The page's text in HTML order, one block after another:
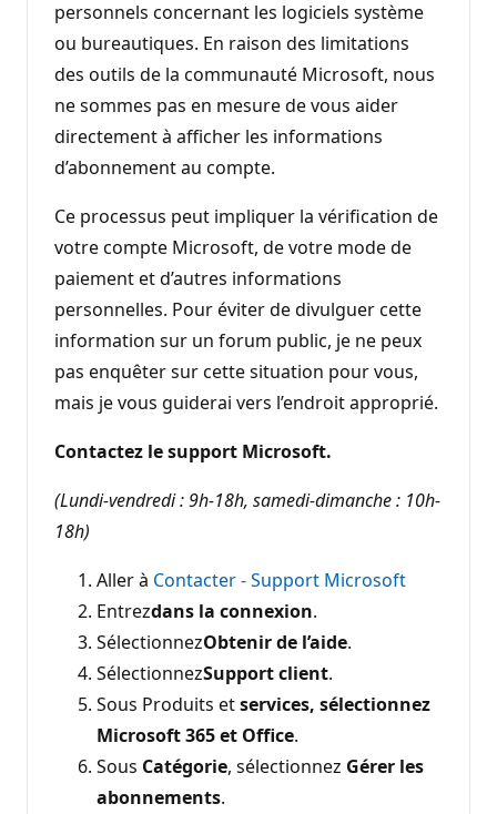
personnels concernant les logiciels système
ou bureautiques. En raison des limitations
des outils de la communauté Microsoft, nous
ne sommes pas en mesure de vous aider
directement à afficher les informations
d’abonnement au compte.
Ce processus peut impliquer la vérification de
votre compte Microsoft, de votre mode de
paiement et d’autres informations
personnelles. Pour éviter de divulguer cette
information sur un forum public, je ne peux
pas enquêter sur cette situation pour vous,
mais je vous guiderai vers l’endroit approprié.
Contactez le support Microsoft.
(Lundi-vendredi : 9h-18h, samedi-dimanche : 10h-
18h)
Aller à Contacter - Support Microsoft
Entrezdans la connexion.
SélectionnezObtenir de l’aide.
SélectionnezSupport client.
Sous Produits etservices, sélectionnez
Microsoft 365 et Office.
Sous Catégorie, sélectionnez Gérer les
abonnements.